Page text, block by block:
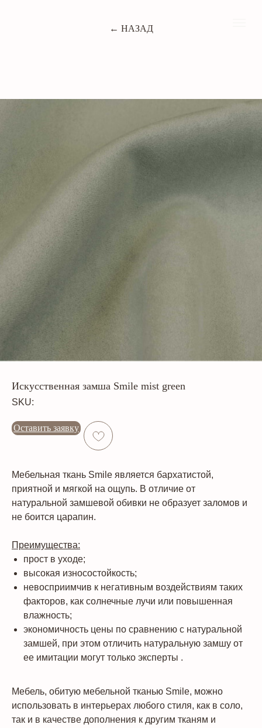
← НАЗАД
Искусственная замша Smile mist green
SKU:
Оставить заявку
Мебельная ткань Smile является бархатистой,
приятной и мягкой на ощупь. В отличие от
натуральной замшевой обивки не образует заломов и
не боится царапин.
Преимущества:
прост в уходе;
высокая износостойкость;
невосприимчив к негативным воздействиям таких
факторов, как солнечные лучи или повышенная
влажность;
экономичность цены по сравнению с натуральной
замшей, при этом отличить натуральную замшу от
ее имитации могут только эксперты .
Мебель, обитую мебельной тканью Smile, можно
использовать в интерьерах любого стиля, как в соло,
так и в качестве дополнения к другим тканям и